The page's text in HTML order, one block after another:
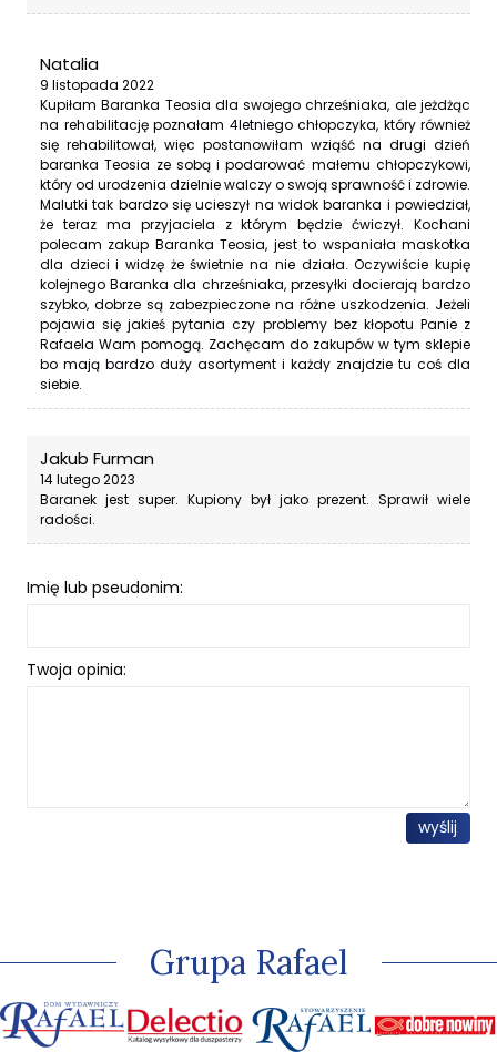
Natalia
9 listopada 2022
Kupiłam Baranka Teosia dla swojego chrześniaka, ale jeżdżąc
na rehabilitację poznałam 4letniego chłopczyka, który również
się rehabilitował, więc postanowiłam wziąść na drugi dzień
baranka Teosia ze sobą i podarować małemu chłopczykowi,
który od urodzenia dzielnie walczy o swoją sprawność i zdrowie.
Malutki tak bardzo się ucieszył na widok baranka i powiedział,
że teraz ma przyjaciela z którym będzie ćwiczył. Kochani
polecam zakup Baranka Teosia, jest to wspaniała maskotka
dla dzieci i widzę że świetnie na nie działa. Oczywiście kupię
kolejnego Baranka dla chrześniaka, przesyłki docierają bardzo
szybko, dobrze są zabezpieczone na różne uszkodzenia. Jeżeli
pojawia się jakieś pytania czy problemy bez kłopotu Panie z
Rafaela Wam pomogą. Zachęcam do zakupów w tym sklepie
bo mają bardzo duży asortyment i każdy znajdzie tu coś dla
siebie.
Jakub Furman
14 lutego 2023
Baranek jest super. Kupiony był jako prezent. Sprawił wiele
radości.
Imię lub pseudonim:
Twoja opinia:
wyślij
Grupa Rafael